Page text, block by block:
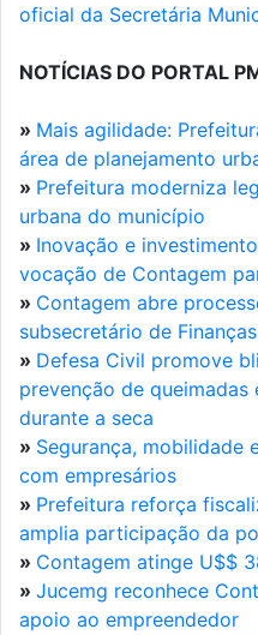
oficial da Secretária
NOTÍCIAS DO PORTAL
» Mais agilidade:
área de planejamento
» Prefeitura moderniza
urbana do município
» Inovação e
vocação de Contagem
» Contagem abre
subsecretário de
» Defesa Civil promove
prevenção de
durante a seca
» Segurança, mobilidade
com empresários
» Prefeitura reforça
amplia participação da
» Contagem atinge U$$
» Jucemg reconhece
apoio ao empreendedor